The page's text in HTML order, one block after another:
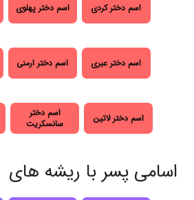
اسم دختر کردی اسم دختر پهلوی
اسم دختر عبری اسم دختر ارمنی
اسم دختر لاتین
اسم دختر
سانسکریت
اسامی پسر با ریشه های